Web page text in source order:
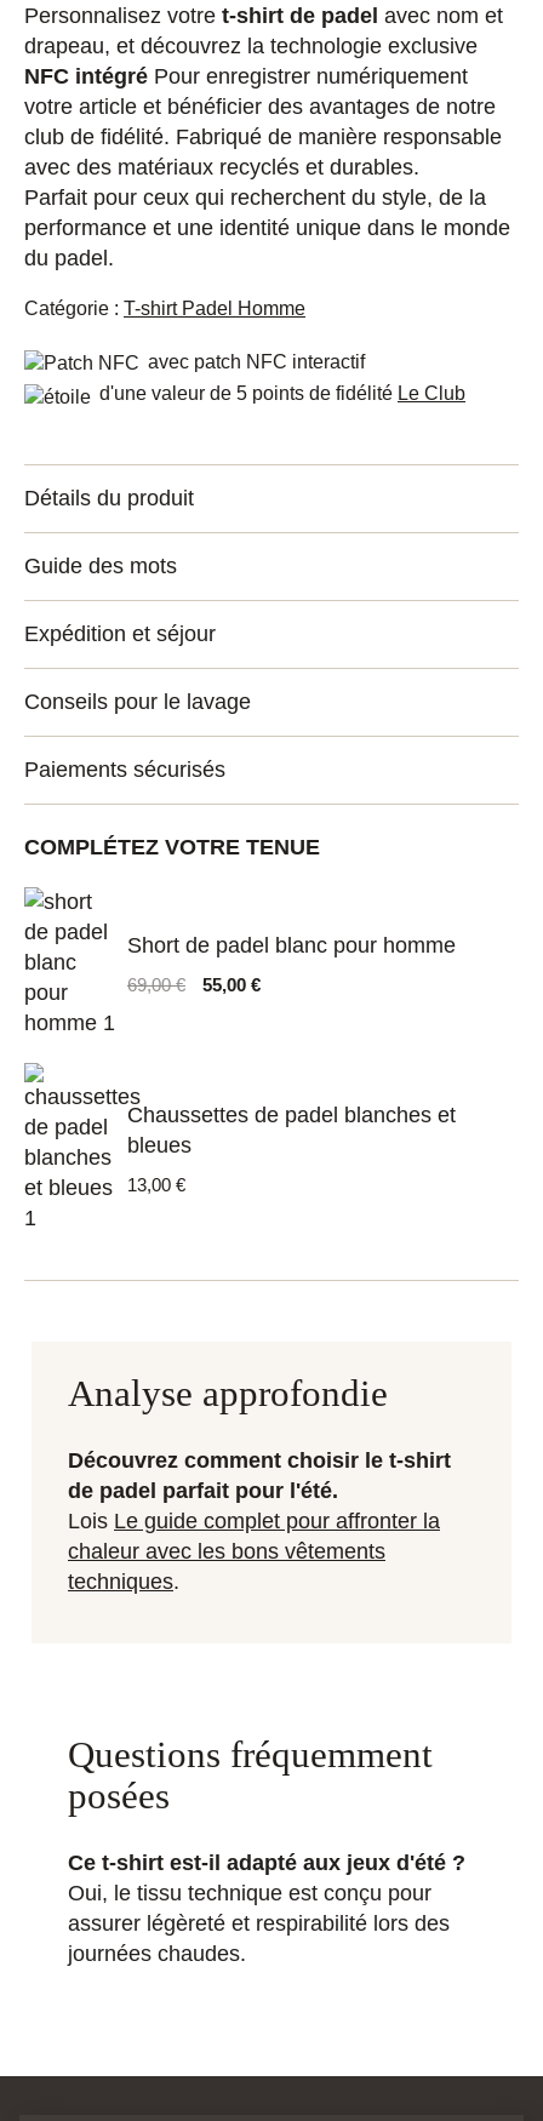
Personnalisez votre t-shirt de padel avec nom et
drapeau, et découvrez la technologie exclusive
NFC intégré Pour enregistrer numériquement
votre article et bénéficier des avantages de notre
club de fidélité. Fabriqué de manière responsable
avec des matériaux recyclés et durables.
Parfait pour ceux qui recherchent du style, de la
performance et une identité unique dans le monde
du padel.
Catégorie : T-shirt Padel Homme
avec patch NFC interactif
d'une valeur de 5 points de fidélité Le Club
Détails du produit
Guide des mots
Expédition et séjour
Conseils pour le lavage
Paiements sécurisés
COMPLÉTEZ VOTRE TENUE
Short de padel blanc pour homme
69,00 €
Le
55,00 €Le
Chaussettes de padel blanches et
bleues
13,00 €
Analyse approfondie
Découvrez comment choisir le t-shirt
de padel parfait pour l'été.
Lois Le guide complet pour affronter la
chaleur avec les bons vêtements
techniques.
Questions fréquemment
posées
Ce t-shirt est-il adapté aux jeux d'été ?
Oui, le tissu technique est conçu pour
assurer légèreté et respirabilité lors des
journées chaudes.